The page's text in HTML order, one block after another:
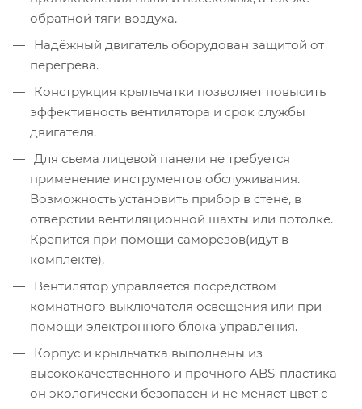
обратной тяги воздуха.
Надёжный двигатель оборудован защитой от
перегрева.
Конструкция крыльчатки позволяет повысить
эффективность вентилятора и срок службы
двигателя.
Для съема лицевой панели не требуется
применение инструментов обслуживания.
Возможность установить прибор в стене, в
отверстии вентиляционной шахты или потолке.
Крепится при помощи саморезов(идут в
комплекте).
Вентилятор управляется посредством
комнатного выключателя освещения или при
помощи электронного блока управления.
Корпус и крыльчатка выполнены из
высококачественного и прочного ABS-пластика
он экологически безопасен и не меняет цвет с